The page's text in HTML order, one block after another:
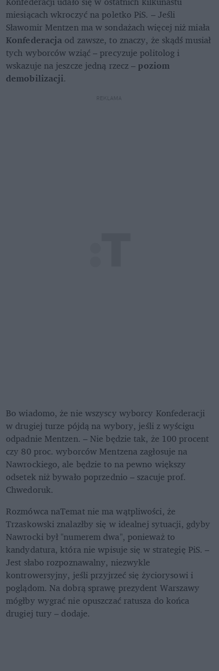
miesiącach wkroczyć na poletko PiS. – Jeśli
Sławomir Mentzen ma w sondażach więcej niż miała
Konfederacja od zawsze, to znaczy, że skądś musiał
tych wyborców wziąć – precyzuje politolog i
wskazuje na jeszcze jedną rzecz – poziom
demobilizacji.
REKLAMA
Bo wiadomo, że nie wszyscy wyborcy Konfederacji
w drugiej turze pójdą na wybory, jeśli z wyścigu
odpadnie Mentzen. – Nie będzie tak, że 100 procent
czy 80 proc. wyborców Mentzena zagłosuje na
Nawrockiego, ale będzie to na pewno większy
odsetek niż bywało poprzednio – szacuje prof.
Chwedoruk.
Rozmówca naTemat nie ma wątpliwości, że
Trzaskowski znalazłby się w idealnej sytuacji, gdyby
Nawrocki był "numerem dwa", ponieważ to
kandydatura, która nie wpisuje się w strategię PiS. –
Jest słabo rozpoznawalny, niezwykle
kontrowersyjny, jeśli przyjrzeć się życiorysowi i
poglądom. Na dobrą sprawę prezydent Warszawy
mógłby wygrać nie opuszczać ratusza do końca
drugiej tury – dodaje.